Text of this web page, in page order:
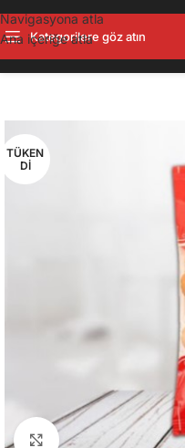
Navigasyona atla
Ana içeriğe atla
Kategorilere göz atın
TÜKEN
DI
Büyütmek için tıklayın